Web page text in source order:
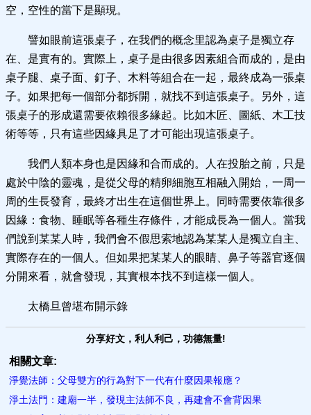
空，空性的當下是顯現。
譬如眼前這張桌子，在我們的概念里認為桌子是獨立存
在、是實有的。實際上，桌子是由很多因素組合而成的，是由
桌子腿、桌子面、釘子、木料等組合在一起，最終成為一張桌
子。如果把每一個部分都拆開，就找不到這張桌子。另外，這
張桌子的形成還需要依賴很多緣起。比如木匠、圖紙、木工技
術等等，只有這些因緣具足了才可能出現這張桌子。
我們人類本身也是因緣和合而成的。人在投胎之前，只是
處於中陰的靈魂，是從父母的精卵細胞互相融入開始，一周一
周的生長發育，最終才出生在這個世界上。同時需要依靠很多
因緣：食物、睡眠等各種生存條件，才能成長為一個人。當我
們說到某某人時，我們會不假思索地認為某某人是獨立自主、
實際存在的一個人。但如果把某某人的眼睛、鼻子等器官逐個
分開來看，就會發現，其實根本找不到這樣一個人。
太橋旦曾堪布開示錄
分享好文，利人利己，功德無量!
相關文章:
淨覺法師：父母雙方的行為對下一代有什麼因果報應？
淨土法門：建廟一半，發現主法師不良，再建會不會背因果